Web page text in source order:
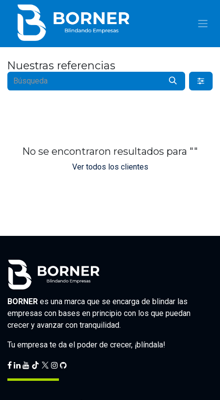
IR AL CONTENIDO
Nuestras referencias
No se encontraron resultados para ""
Ver todos los clientes
BORNER es una marca que se encarga de blindar las
empresas con bases en principio con los que puedan
crecer y avanzar con tranquilidad.
Tu empresa te da el poder de crecer, ¡blíndala!